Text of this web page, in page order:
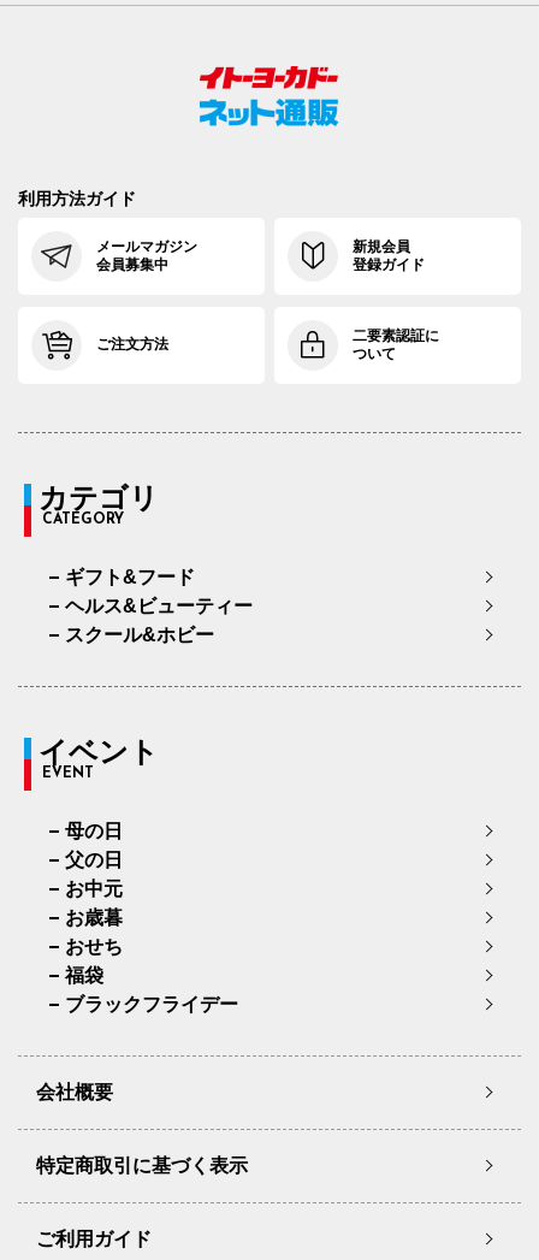
利用方法ガイド
メールマガジン
会員募集中
新規会員
登録ガイド
ご注文方法
二要素認証に
ついて
カテゴリ
CATEGORY
ギフト&フード
ヘルス&ビューティー
スクール&ホビー
イベント
EVENT
母の日
父の日
お中元
お歳暮
おせち
福袋
ブラックフライデー
会社概要
特定商取引に基づく表示
ご利用ガイド